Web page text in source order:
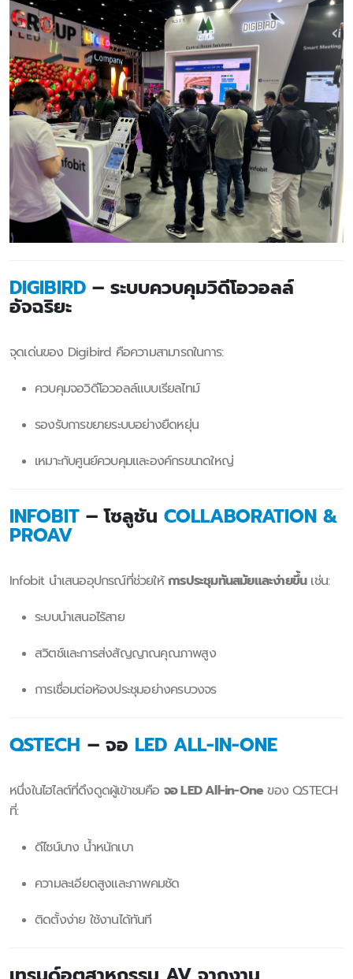
DIGIBIRD – ระบบควบคุมวิดีโอวอลล์
อัจฉริยะ
จุดเด่นของ Digibird คือความสามารถในการ:
ควบคุมจอวิดีโอวอลล์แบบเรียลไทม์
รองรับการขยายระบบอย่างยืดหยุ่น
เหมาะกับศูนย์ควบคุมและองค์กรขนาดใหญ่
INFOBIT – โซลูชัน COLLABORATION &
PROAV
Infobit นำเสนออุปกรณ์ที่ช่วยให้การประชุมทันสมัยและง่ายขึ้นเช่น:
ระบบนำเสนอไร้สาย
สวิตช์และการส่งสัญญาณคุณภาพสูง
การเชื่อมต่อห้องประชุมอย่างครบวงจร
QSTECH – จอ LED ALL-IN-ONE
หนึ่งในไฮไลต์ที่ดึงดูดผู้เข้าชมคือ จอ LED All-in-Oneของ QSTECH
ที่:
ดีไซน์บาง น้ำหนักเบา
ความละเอียดสูงและภาพคมชัด
ติดตั้งง่าย ใช้งานได้ทันที